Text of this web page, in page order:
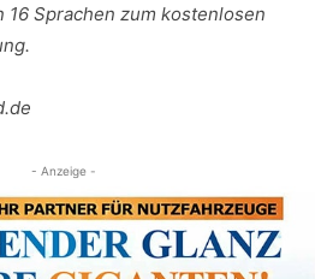
16 Sprachen zum kostenlosen
- Anzeige -